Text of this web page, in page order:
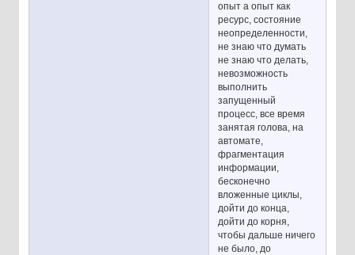
опыт а опыт как
ресурс, состояние
неопределенности,
не знаю что думать
не знаю что делать,
невозможность
выполнить
запущенный
процесс, все время
занятая голова, на
автомате,
фрагментация
информации,
бесконечно
вложенные циклы,
дойти до конца,
дойти до корня,
чтобы дальше ничего
не было, до